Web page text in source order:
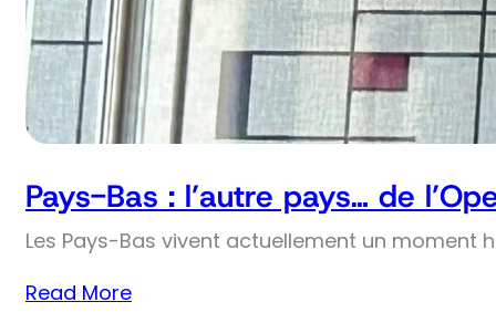
Pays-Bas : l’autre pays… de
Les Pays-Bas vivent actuellement un moment
Read More